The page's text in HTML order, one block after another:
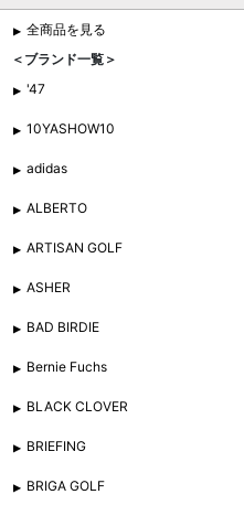
全商品を見る
＜ブランド一覧＞
'47
10YASHOW10
adidas
ALBERTO
ARTISAN GOLF
ASHER
BAD BIRDIE
Bernie Fuchs
BLACK CLOVER
BRIEFING
BRIGA GOLF